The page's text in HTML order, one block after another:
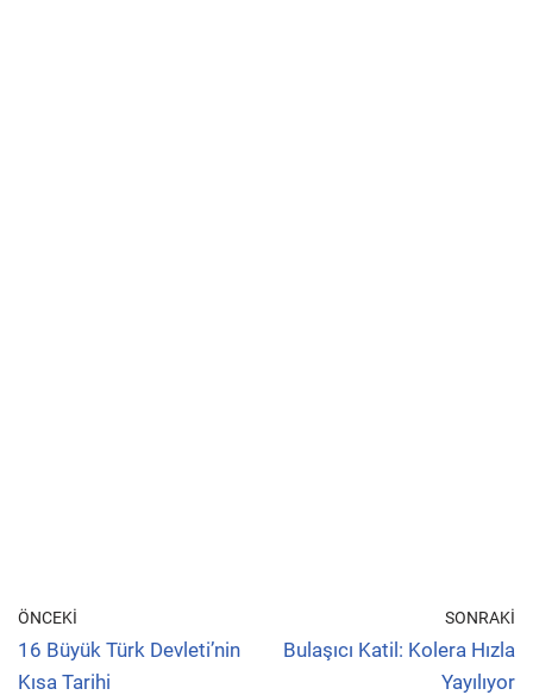
ÖNCEKI
16 Büyük Türk Devleti’nin
Kısa Tarihi
SONRAKI
Bulaşıcı Katil: Kolera Hızla
Yayılıyor